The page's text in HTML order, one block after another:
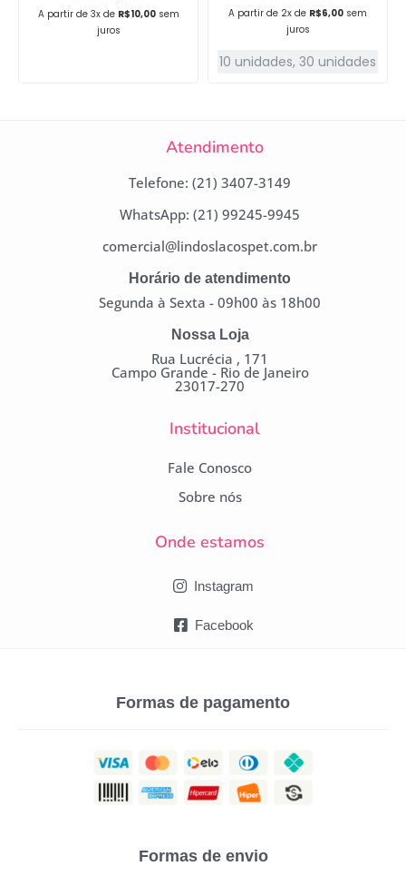
A partir de 3x de R$10,00 sem
juros
A partir de 2x de R$6,00 sem
juros
10 unidades, 30 unidades
Atendimento
Telefone: (21) 3407-3149
WhatsApp: (21) 99245-9945
comercial@lindoslacospet.com.br
Horário de atendimento
Segunda à Sexta - 09h00 às 18h00
Nossa Loja
Rua Lucrécia , 171
Campo Grande - Rio de Janeiro
23017-270
Institucional
Fale Conosco
Sobre nós
Onde estamos
Instagram
Facebook
Formas de pagamento
Formas de envio